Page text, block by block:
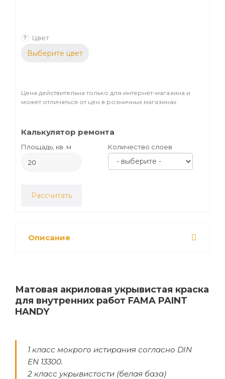
? Цвет
Выберите цвет
Цена действительна только для интернет-магазина и
может отличаться от цен в розничных магазинах
Калькулятор ремонта
Площадь, кв. м Количество слоев
Рассчитать
Описание
Матовая акриловая укрывистая краска
для внутренних работ FAMA PAINT
HANDY
1 класс мокрого истирания согласно DIN
EN 13300.
2 класс укрывистости (белая база)